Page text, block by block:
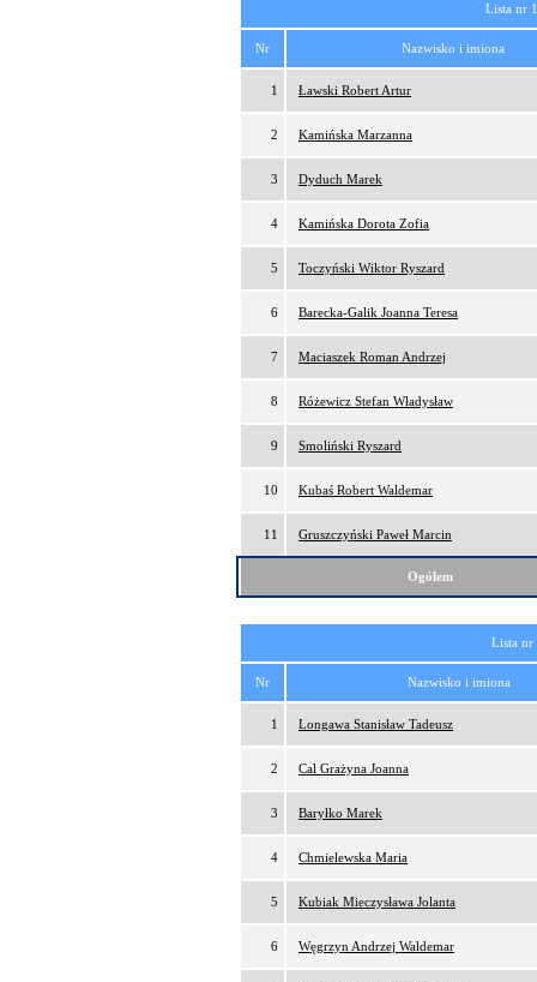
Lista nr
Nr Nazwisko i imiona
1 Ławski Robert Artur
2 Kamińska Marzanna
3 Dyduch Marek
4 Kamińska Dorota Zofia
5 Toczyński Wiktor Ryszard
6 Barecka-Galik Joanna Teresa
7 Maciaszek Roman Andrzej
8 Różewicz Stefan Władysław
9 Smoliński Ryszard
10 Kubaś Robert Waldemar
11 Gruszczyński Paweł Marcin
Ogółem
Lista
Nr Nazwisko i imiona
1 Longawa Stanisław Tadeusz
2 Cal Grażyna Joanna
3 Baryłko Marek
4 Chmielewska Maria
5 Kubiak Mieczysława Jolanta
6 Węgrzyn Andrzej Waldemar